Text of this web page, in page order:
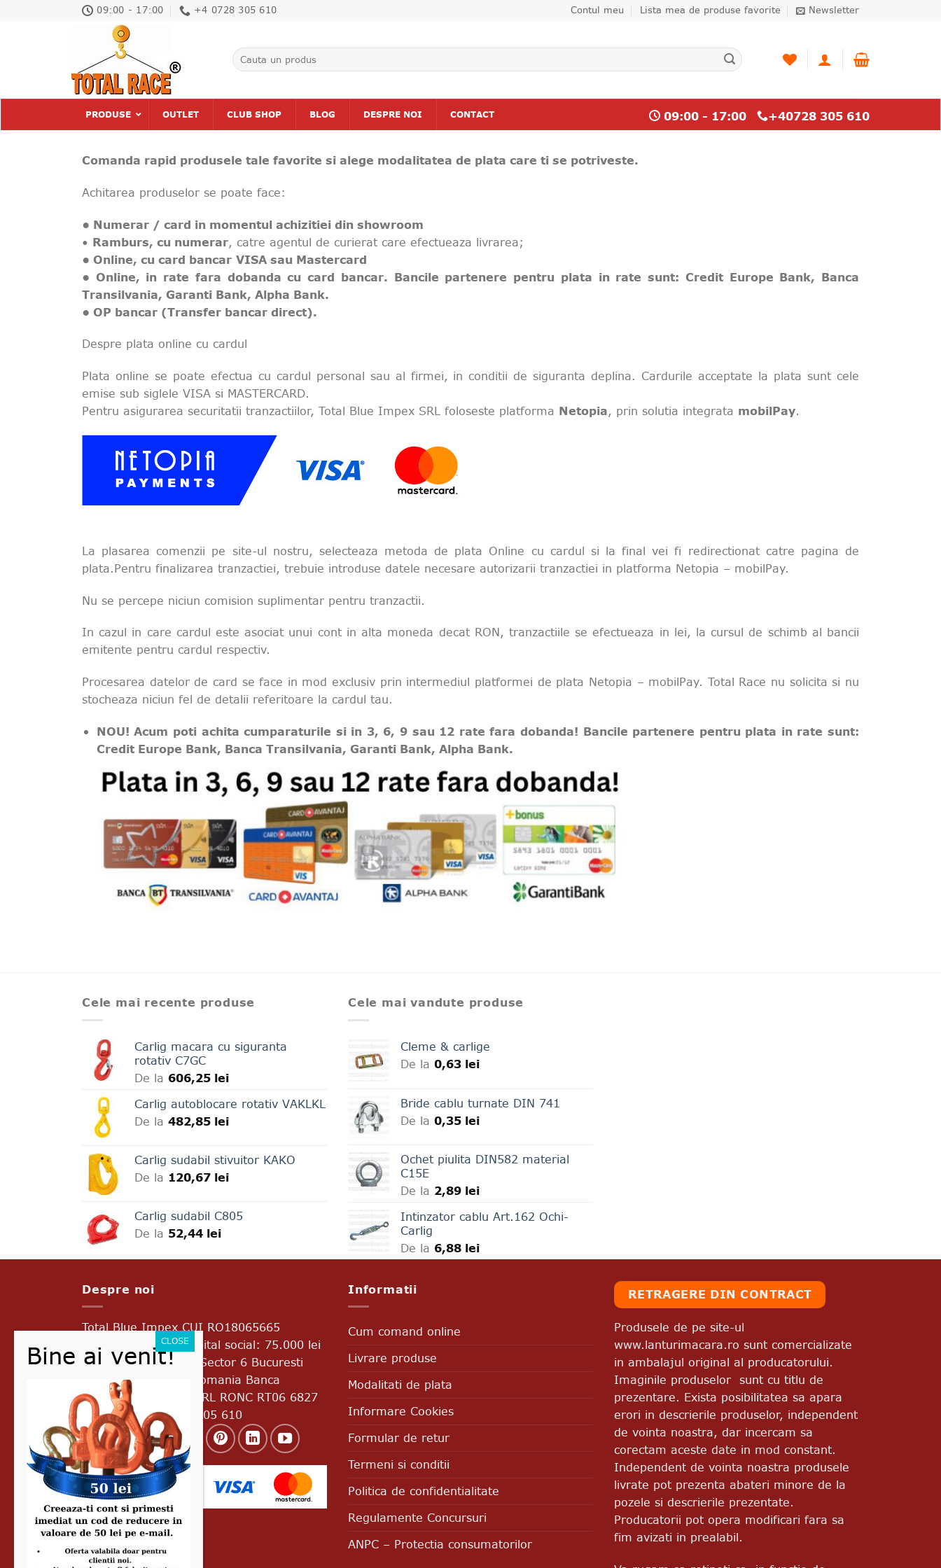
09:00 - 17:00 +4 0728 305 610 Contul meu Lista mea de produse favorite Newsletter
Caută
după:
PRODUSE OUTLET CLUB SHOP BLOG DESPRE NOI CONTACT 09:00 - 17:00 +40728 305 610
Comanda rapid produsele tale favorite si alege modalitatea de plata care ti se potriveste.
Achitarea produselor se poate face:
• Numerar / card in momentul achizitiei din showroom
• Ramburs, cu numerar, catre agentul de curierat care efectueaza livrarea;
• Online, cu card bancar VISA sau Mastercard
• Online, in rate fara dobanda cu card bancar. Bancile partenere pentru plata in rate sunt: Credit Europe Bank, Banca
Transilvania, Garanti Bank, Alpha Bank.
• OP bancar (Transfer bancar direct).
Despre plata online cu cardul
Plata online se poate efectua cu cardul personal sau al firmei, in conditii de siguranta deplina. Cardurile acceptate la plata sunt cele
emise sub siglele VISA si MASTERCARD.
Pentru asigurarea securitatii tranzactiilor, Total Blue Impex SRL foloseste platforma Netopia, prin solutia integrata mobilPay.
La plasarea comenzii pe site-ul nostru, selecteaza metoda de plata Online cu cardul si la final vei fi redirectionat catre pagina de
plata.Pentru finalizarea tranzactiei, trebuie introduse datele necesare autorizarii tranzactiei in platforma Netopia – mobilPay.
Nu se percepe niciun comision suplimentar pentru tranzactii.
In cazul in care cardul este asociat unui cont in alta moneda decat RON, tranzactiile se efectueaza in lei, la cursul de schimb al bancii
emitente pentru cardul respectiv.
Procesarea datelor de card se face in mod exclusiv prin intermediul platformei de plata Netopia – mobilPay. Total Race nu solicita si nu
stocheaza niciun fel de detalii referitoare la cardul tau.
NOU! Acum poti achita cumparaturile si in 3, 6, 9 sau 12 rate fara dobanda! Bancile partenere pentru plata in rate sunt:
Credit Europe Bank, Banca Transilvania, Garanti Bank, Alpha Bank.
Cele mai recente produse
Carlig macara cu siguranta
rotativ C7GC
De la 606,25 lei
Carlig autoblocare rotativ VAKLKL
De la 482,85 lei
Carlig sudabil stivuitor KAKO
De la 120,67 lei
Carlig sudabil C805
De la 52,44 lei
Cele mai vandute produse
Cleme & carlige
De la 0,63 lei
Bride cablu turnate DIN 741
De la 0,35 lei
Ochet piulita DIN582 material
C15E
De la 2,89 lei
Intinzator cablu Art.162 Ochi-
Carlig
De la 6,88 lei
Despre noi
Total Blue ImpexCUI RO18065665
J2005017776403 Capital social: 75.000 lei
Bd. Uverturii Nr.69A Sector 6 Bucuresti
Cod postal 060933 Romania Banca
Transilvania RO45 BTRL RONC RT06 6827
8601 Telefon: 0728 305 610
Informatii
Cum comand online
Livrare produse
Modalitati de plata
Informare Cookies
Formular de retur
Termeni si conditii
Politica de confidentialitate
Regulamente Concursuri
ANPC – Protectia consumatorilor
RETRAGERE DIN CONTRACT
Produsele de pe site-ul
www.lanturimacara.ro sunt comercializate
in ambalajul original al producatorului.
Imaginile produselor sunt cu titlu de
prezentare. Exista posibilitatea sa apara
erori in descrierile produselor, independent
de vointa noastra, dar incercam sa
corectam aceste date in mod constant.
Independent de vointa noastra produsele
livrate pot prezenta abateri minore de la
pozele si descrierile prezentate.
Producatorii pot opera modificari fara sa
fim avizati in prealabil.